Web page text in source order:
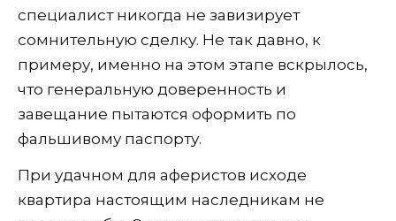
специалист никогда не завизирует
сомнительную сделку. Не так давно, к
примеру, именно на этом этапе вскрылось,
что генеральную доверенность и
завещание пытаются оформить по
фальшивому паспорту.
При удачном для аферистов исходе
квартира настоящим наследникам не